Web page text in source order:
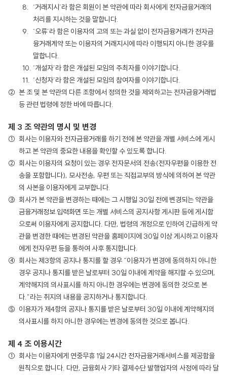
‘거래지시’라 함은 회원이 본 약관에 따라 회사에게 전자금융거래의
처리를 지시하는 것을 말합니다.
‘오류’라 함은 이용자의 고의 또는 과실 없이 전자금융거래가 전자금
융거래계약 또는 이용자의 거래지시에 따라 이행되지 아니한 경우를
말합니다.
‘개설자’라 함은 개설된 모임의 주최자를 이야기합니다.
‘신청자’라 함은 개설된 모임의 참여자를 이야기합니다.
본 조 및 본 약관의 다른 조항에서 정의한 것을 제외하고는 전자금융거래법
등 관련 법령에 정한 바에 따릅니다.
제 3 조 약관의 명시 및 변경
회사는 이용자와 전자금융거래를 하기 전에 본 약관을 개별 서비스에 게시
하고 본 약관의 중요한 내용을 확인할 수 있도록 합니다.
회사는 이용자의 요청이 있는 경우 전자문서의 전송(전자우편을 이용한 전
송을 포함합니다), 모사전송, 우편 또는 직접교부의 방식에 의하여 본 약관
의 사본을 이용자에게 교부합니다.
회사가 본 약관을 변경하는 때에는 그 시행일 30일 전에 변경되는 약관을
금융거래정보 입력화면 또는 개별 서비스의 공지사항 게시판 등에 게시함
으로써 이용자에게 공지합니다. 다만, 법령의 개정으로 인하여 긴급하게 약
관을 변경한 때에는 변경된 약관을 홈페이지에 30일 이상 게시하고 이용자
에게 전자우편 등을 통하여 사후 통지합니다.
회사는 제3항의 공지나 통지를 할 경우 “이용자가 변경에 동의하지 아니한
경우 공지나 통지를 받은 날로부터 30일 이내에 계약을 해지할 수 있으며,
계약해지의 의사표시를 하지 아니한 경우에는 변경에 동의한 것으로 본
다.”라는 취지의 내용을 공지하거나 통지합니다.
이용자가 제4항의 공지나 통지를 받은 날로부터 30일 이내에 계약해지의
의사표시를 하지 아니한 경우에는 변경에 동의한 것으로 봅니다.
제 4 조 이용시간
회사는 이용자에게 연중무휴 1일 24시간 전자금융거래서비스를 제공함을
원칙으로 합니다. 다만, 금융회사 기타 결제수단 발행업자의 사정에 따라 달